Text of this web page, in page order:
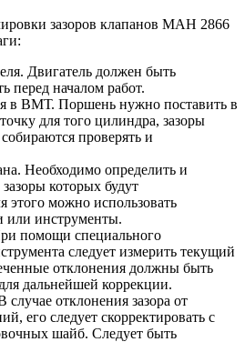
зазоров клапанов МАН 2866
Двигатель должен быть
перед началом работ.
в ВМТ. Поршень нужно поставить в
для того цилиндра, зазоры
проверять и
Необходимо определить и
которых будут
этого можно использовать
или инструменты.
помощи специального
следует измерить текущий
отклонения должны быть
дальнейшей коррекции.
случае отклонения зазора от
его следует скорректировать с
шайб. Следует быть